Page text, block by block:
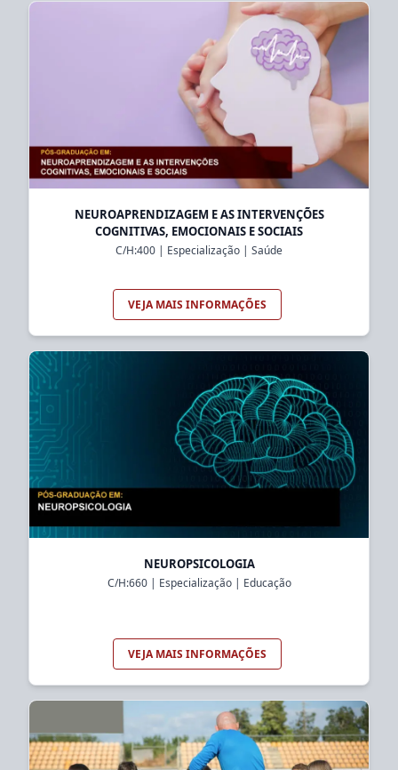
NEUROAPRENDIZAGEM E AS INTERVENÇÕES
COGNITIVAS, EMOCIONAIS E SOCIAIS
C/H:400 | Especialização | Saúde
VEJA MAIS INFORMAÇÕES
NEUROPSICOLOGIA
C/H:660| Especialização| Educação
VEJA MAIS INFORMAÇÕES